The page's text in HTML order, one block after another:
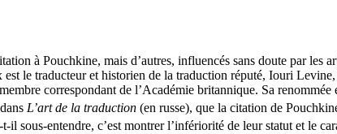
à Pouchkine, mais d’autres, influencés sans doute par les
le traducteur et historien de la traduction réputé, Iouri
correspondant de l’Académie britannique. Sa renommée
L’art de la traduction (en russe), que la citation de
il sous-entendre, c’est montrer l’infériorité de leur statut et le